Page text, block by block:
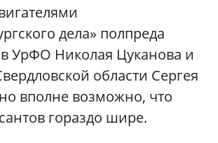
дела» полпреда
УрФО Николая Цуканова и
области Сергея
вполне возможно, что
гораздо шире.